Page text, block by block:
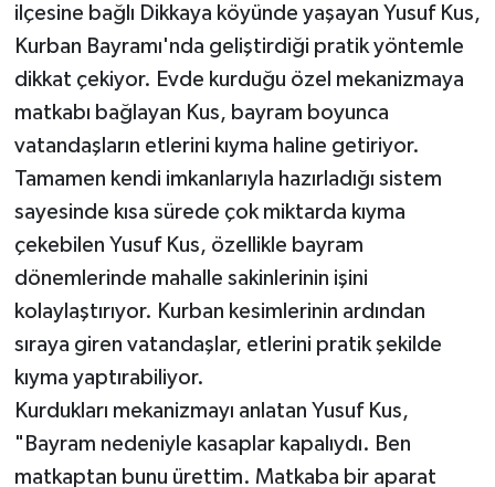
ilçesine bağlı Dikkaya köyünde yaşayan Yusuf Kus,
Kurban Bayramı'nda geliştirdiği pratik yöntemle
dikkat çekiyor. Evde kurduğu özel mekanizmaya
matkabı bağlayan Kus, bayram boyunca
vatandaşların etlerini kıyma haline getiriyor.
Tamamen kendi imkanlarıyla hazırladığı sistem
sayesinde kısa sürede çok miktarda kıyma
çekebilen Yusuf Kus, özellikle bayram
dönemlerinde mahalle sakinlerinin işini
kolaylaştırıyor. Kurban kesimlerinin ardından
sıraya giren vatandaşlar, etlerini pratik şekilde
kıyma yaptırabiliyor.
Kurdukları mekanizmayı anlatan Yusuf Kus,
"Bayram nedeniyle kasaplar kapalıydı. Ben
matkaptan bunu ürettim. Matkaba bir aparat